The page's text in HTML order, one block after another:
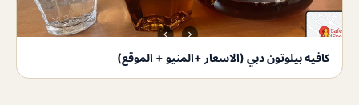
كافيه بيلوتون دبي (الاسعار +المنيو + الموقع)